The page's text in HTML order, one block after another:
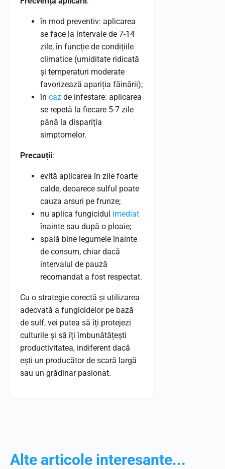
în mod preventiv: aplicarea
se face la intervale de 7-14
zile, în funcție de condițiile
climatice (umiditate ridicată
și temperaturi moderate
favorizează apariția făinării);
în caz de infestare: aplicarea
se repetă la fiecare 5-7 zile
până la dispariția
simptomelor.
Precauții:
evită aplicarea în zile foarte
calde, deoarece sulful poate
cauza arsuri pe frunze;
nu aplica fungicidul imediat
înainte sau după o ploaie;
spală bine legumele înainte
de consum, chiar dacă
intervalul de pauză
recomandat a fost respectat.
Cu o strategie corectă și utilizarea
adecvată a fungicidelor pe bază
de sulf, vei putea să îți protejezi
culturile și să îți îmbunătățești
productivitatea, indiferent dacă
ești un producător de scară largă
sau un grădinar pasionat.
Alte articole interesante...